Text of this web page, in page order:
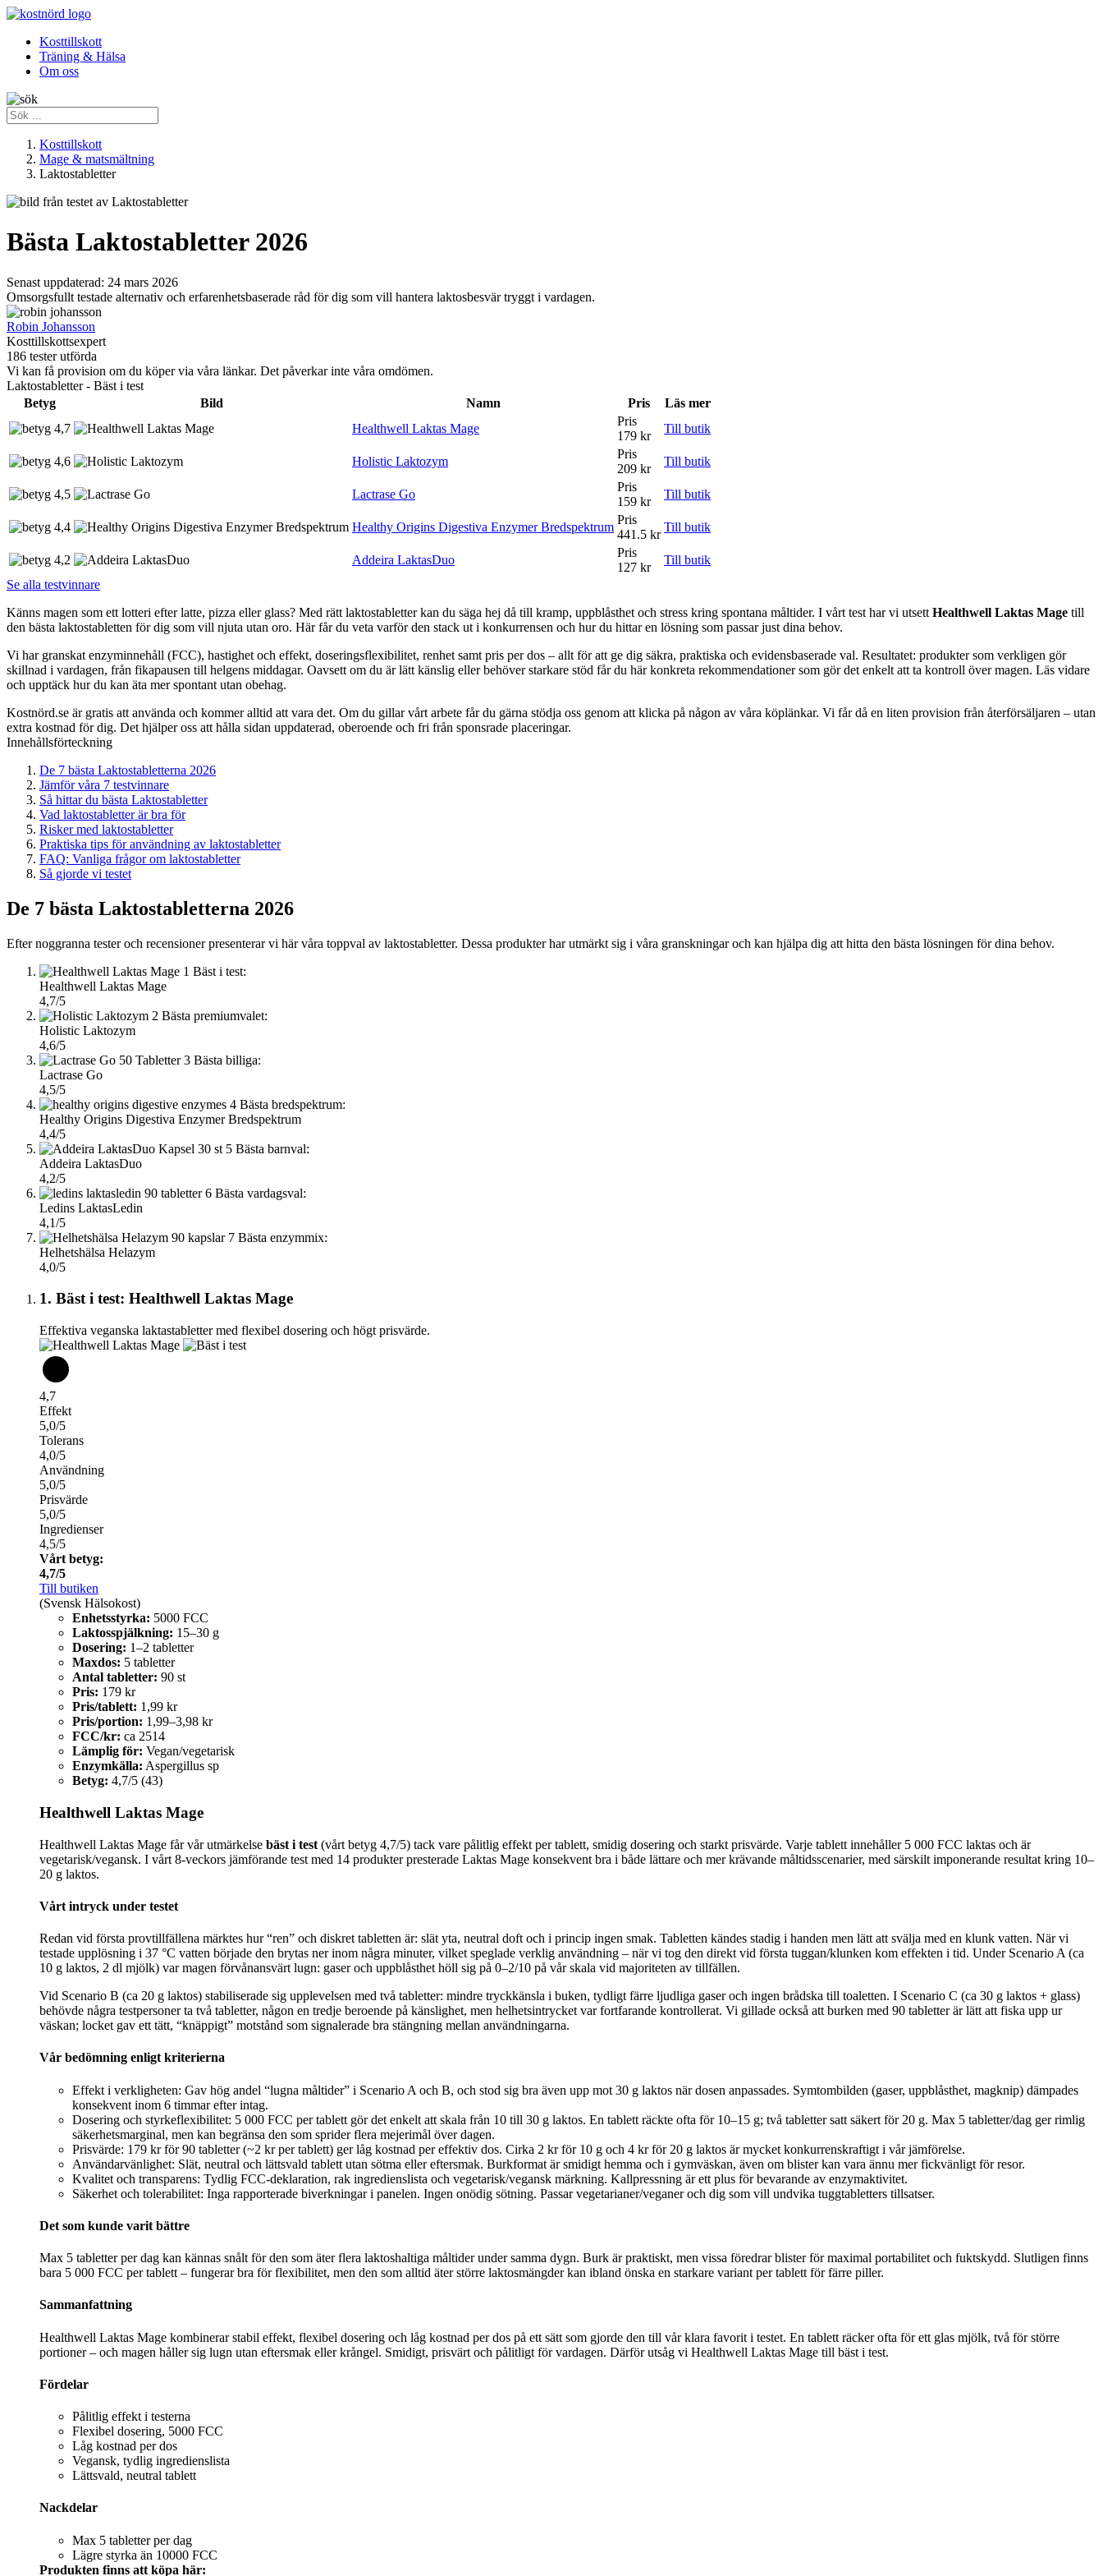
Kosttillskott
Träning & Hälsa
Om oss
Kosttillskott
Mage & matsmältning
Laktostabletter
Bästa Laktostabletter 2026
Senast uppdaterad: 24 mars 2026
Omsorgsfullt testade alternativ och erfarenhetsbaserade råd för dig som vill hantera laktosbesvär tryggt i vardagen.
Robin Johansson
Kosttillskottsexpert
186 tester utförda
Vi kan få provision om du köper via våra länkar. Det påverkar inte våra omdömen.
Laktostabletter - Bäst i test
Betyg
Bild Namn Pris
Läs mer
4,7
Healthwell Laktas Mage
Pris
179 kr
Till butik
4,6 Holistic Laktozym
Pris
209 kr
Till butik
4,5 Lactrase Go
Pris
159 kr
Till butik
4,4 Healthy Origins Digestiva Enzymer Bredspektrum
Pris
441.5 kr
Till butik
4,2 Addeira LaktasDuo
Pris
127 kr
Till butik
Se alla testvinnare
Känns magen som ett lotteri efter latte, pizza eller glass? Med rätt laktostabletter kan du säga hej då till kramp, uppblåsthet och stress kring spontana måltider. I vårt test har vi utsett Healthwell Laktas Mage till
den bästa laktostabletten för dig som vill njuta utan oro. Här får du veta varför den stack ut i konkurrensen och hur du hittar en lösning som passar just dina behov.
Vi har granskat enzyminnehåll (FCC), hastighet och effekt, doseringsflexibilitet, renhet samt pris per dos – allt för att ge dig säkra, praktiska och evidensbaserade val. Resultatet: produkter som verkligen gör
skillnad i vardagen, från fikapausen till helgens middagar. Oavsett om du är lätt känslig eller behöver starkare stöd får du här konkreta rekommendationer som gör det enkelt att ta kontroll över magen. Läs vidare
och upptäck hur du kan äta mer spontant utan obehag.
Kostnörd.se är gratis att använda och kommer alltid att vara det. Om du gillar vårt arbete får du gärna stödja oss genom att klicka på någon av våra köplänkar. Vi får då en liten provision från återförsäljaren – utan
extra kostnad för dig. Det hjälper oss att hålla sidan uppdaterad, oberoende och fri från sponsrade placeringar.
Innehållsförteckning
De 7 bästa Laktostabletterna 2026
Jämför våra 7 testvinnare
Så hittar du bästa Laktostabletter
Vad laktostabletter är bra för
Risker med laktostabletter
Praktiska tips för användning av laktostabletter
FAQ: Vanliga frågor om laktostabletter
Så gjorde vi testet
De 7 bästa Laktostabletterna 2026
Efter noggranna tester och recensioner presenterar vi här våra toppval av laktostabletter. Dessa produkter har utmärkt sig i våra granskningar och kan hjälpa dig att hitta den bästa lösningen för dina behov.
1 Bäst i test:
Healthwell Laktas Mage
4,7/5
2 Bästa premiumvalet:
Holistic Laktozym
4,6/5
3 Bästa billiga:
Lactrase Go
4,5/5
4 Bästa bredspektrum:
Healthy Origins Digestiva Enzymer Bredspektrum
4,4/5
5 Bästa barnval:
Addeira LaktasDuo
4,2/5
6 Bästa vardagsval:
Ledins LaktasLedin
4,1/5
7 Bästa enzymmix:
Helhetshälsa Helazym
4,0/5
1. Bäst i test: Healthwell Laktas Mage
Effektiva veganska laktastabletter med flexibel dosering och högt prisvärde.
4,7
Effekt
5,0/5
Tolerans
4,0/5
Användning
5,0/5
Prisvärde
5,0/5
Ingredienser
4,5/5
Vårt betyg:
4,7/5
Till butiken
(Svensk Hälsokost)
Enhetsstyrka: 5000 FCC
Laktosspjälkning: 15–30 g
Dosering: 1–2 tabletter
Maxdos: 5 tabletter
Antal tabletter: 90 st
Pris: 179 kr
Pris/tablett: 1,99 kr
Pris/portion: 1,99–3,98 kr
FCC/kr: ca 2514
Lämplig för: Vegan/vegetarisk
Enzymkälla: Aspergillus sp
Betyg: 4,7/5 (43)
Healthwell Laktas Mage
Healthwell Laktas Mage får vår utmärkelse bäst i test (vårt betyg 4,7/5) tack vare pålitlig effekt per tablett, smidig dosering och starkt prisvärde. Varje tablett innehåller 5 000 FCC laktas och är
vegetarisk/vegansk. I vårt 8‑veckors jämförande test med 14 produkter presterade Laktas Mage konsekvent bra i både lättare och mer krävande måltidsscenarier, med särskilt imponerande resultat kring 10–
20 g laktos.
Vårt intryck under testet
Redan vid första provtillfällena märktes hur “ren” och diskret tabletten är: slät yta, neutral doft och i princip ingen smak. Tabletten kändes stadig i handen men lätt att svälja med en klunk vatten. När vi
testade upplösning i 37 °C vatten började den brytas ner inom några minuter, vilket speglade verklig användning – när vi tog den direkt vid första tuggan/klunken kom effekten i tid. Under Scenario A (ca
10 g laktos, 2 dl mjölk) var magen förvånansvärt lugn: gaser och uppblåsthet höll sig på 0–2/10 på vår skala vid majoriteten av tillfällen.
Vid Scenario B (ca 20 g laktos) stabiliserade sig upplevelsen med två tabletter: mindre tryckkänsla i buken, tydligt färre ljudliga gaser och ingen brådska till toaletten. I Scenario C (ca 30 g laktos + glass)
behövde några testpersoner ta två tabletter, någon en tredje beroende på känslighet, men helhetsintrycket var fortfarande kontrollerat. Vi gillade också att burken med 90 tabletter är lätt att fiska upp ur
väskan; locket gav ett tätt, “knäppigt” motstånd som signalerade bra stängning mellan användningarna.
Vår bedömning enligt kriterierna
Effekt i verkligheten: Gav hög andel “lugna måltider” i Scenario A och B, och stod sig bra även upp mot 30 g laktos när dosen anpassades. Symtombilden (gaser, uppblåsthet, magknip) dämpades
konsekvent inom 6 timmar efter intag.
Dosering och styrkeflexibilitet: 5 000 FCC per tablett gör det enkelt att skala från 10 till 30 g laktos. En tablett räckte ofta för 10–15 g; två tabletter satt säkert för 20 g. Max 5 tabletter/dag ger rimlig
säkerhetsmarginal, men kan begränsa den som sprider flera mejerimål över dagen.
Prisvärde: 179 kr för 90 tabletter (~2 kr per tablett) ger låg kostnad per effektiv dos. Cirka 2 kr för 10 g och 4 kr för 20 g laktos är mycket konkurrenskraftigt i vår jämförelse.
Användarvänlighet: Slät, neutral och lättsvald tablett utan sötma eller eftersmak. Burkformat är smidigt hemma och i gymväskan, även om blister kan vara ännu mer fickvänligt för resor.
Kvalitet och transparens: Tydlig FCC-deklaration, rak ingredienslista och vegetarisk/vegansk märkning. Kallpressning är ett plus för bevarande av enzymaktivitet.
Säkerhet och tolerabilitet: Inga rapporterade biverkningar i panelen. Ingen onödig sötning. Passar vegetarianer/veganer och dig som vill undvika tuggtabletters tillsatser.
Det som kunde varit bättre
Max 5 tabletter per dag kan kännas snålt för den som äter flera laktoshaltiga måltider under samma dygn. Burk är praktiskt, men vissa föredrar blister för maximal portabilitet och fuktskydd. Slutligen finns
bara 5 000 FCC per tablett – fungerar bra för flexibilitet, men den som alltid äter större laktosmängder kan ibland önska en starkare variant per tablett för färre piller.
Sammanfattning
Healthwell Laktas Mage kombinerar stabil effekt, flexibel dosering och låg kostnad per dos på ett sätt som gjorde den till vår klara favorit i testet. En tablett räcker ofta för ett glas mjölk, två för större
portioner – och magen håller sig lugn utan eftersmak eller krångel. Smidigt, prisvärt och pålitligt för vardagen. Därför utsåg vi Healthwell Laktas Mage till bäst i test.
Fördelar
Pålitlig effekt i testerna
Flexibel dosering, 5000 FCC
Låg kostnad per dos
Vegansk, tydlig ingredienslista
Lättsvald, neutral tablett
Nackdelar
Max 5 tabletter per dag
Lägre styrka än 10000 FCC
Produkten finns att köpa här: